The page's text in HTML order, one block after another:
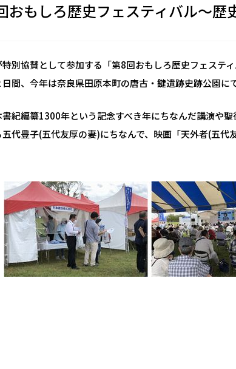
おもしろ歴史フェスティバル～
別協賛として参加する「第8回おもしろ歴史フェステ
日間、今年は奈良県田原本町の唐古・鍵遺跡史跡公園に
紀編纂1300年という記念すべき年にちなんだ講演や
代豊子(五代友厚の妻)にちなんで、映画「天外者(五